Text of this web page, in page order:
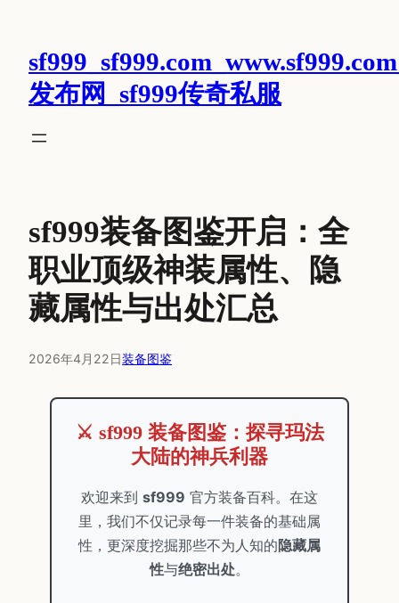
发布网_sf999传奇私服
sf999装备图鉴开启：全
职业顶级神装属性、隐
藏属性与出处汇总
2026年4月22日装备图鉴
⚔️ sf999 装备图鉴：探寻玛法
大陆的神兵利器
欢迎来到 sf999 官方装备百科。在这
里，我们不仅记录每一件装备的基础属
性，更深度挖掘那些不为人知的隐藏属
性与绝密出处。